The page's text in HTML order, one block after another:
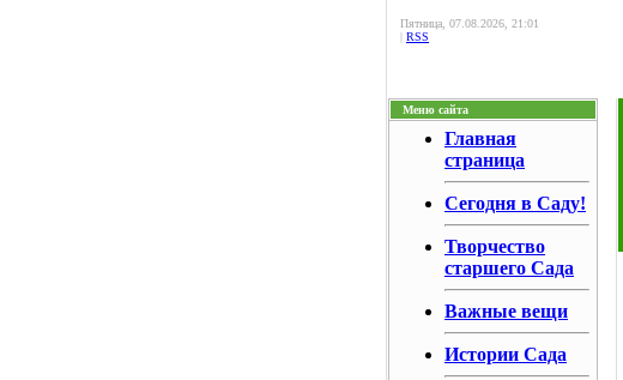
Пятница, 07.08.2026, 21:01
| RSS
Меню сайта
Главная
страница
Сегодня в Саду!
Творчество
старшего Сада
Важные вещи
Истории Сада